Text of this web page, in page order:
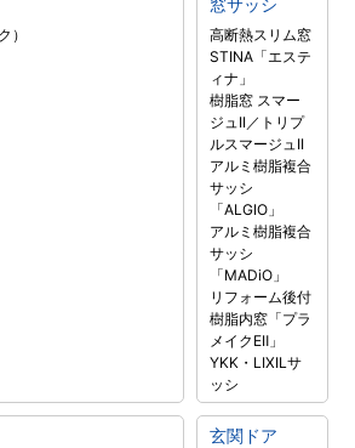
）
窓サッシ
高断熱スリム窓
STINA「エステ
ィナ」
樹脂窓 スマー
ジュII／トリプ
ルスマージュII
アルミ樹脂複合
サッシ
「ALGIO」
アルミ樹脂複合
サッシ
「MADiO」
リフォーム後付
樹脂内窓「プラ
メイクEⅡ」
YKK・LIXILサ
ッシ
玄関ドア